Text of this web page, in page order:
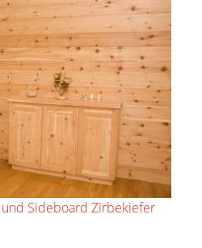
Sideboard Zirbekiefer